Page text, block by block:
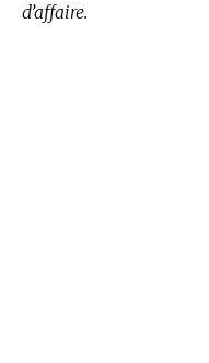
d’affaire.